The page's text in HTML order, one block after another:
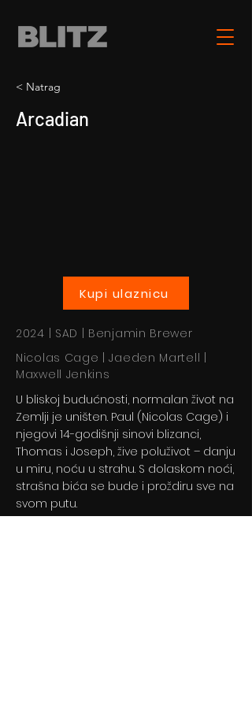
< Natrag
Arcadian
Kupi ulaznicu
2024 | SAD | Benjamin Brewer
Nicolas Cage | Jaeden Martell |
Maxwell Jenkins
U bliskoj budućnosti, normalan život na
Zemlji je uništen. Paul (Nicolas Cage) i
njegovi 14-godišnji sinovi blizanci,
Thomas i Joseph, žive poluživot – danju
u miru, noću u strahu. S dolaskom noći,
strašna bića se bude i proždiru sve na
svom putu.